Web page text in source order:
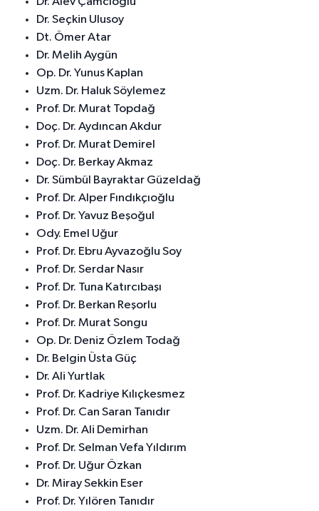
Dr. Seçkin Ulusoy
Dt. Ömer Atar
Dr. Melih Aygün
Op. Dr. Yunus Kaplan
Uzm. Dr. Haluk Söylemez
Prof. Dr. Murat Topdağ
Doç. Dr. Aydıncan Akdur
Prof. Dr. Murat Demirel
Doç. Dr. Berkay Akmaz
Dr. Sümbül Bayraktar Güzeldağ
Prof. Dr. Alper Fındıkçıoğlu
Prof. Dr. Yavuz Beşoğul
Ody. Emel Uğur
Prof. Dr. Ebru Ayvazoğlu Soy
Prof. Dr. Serdar Nasır
Prof. Dr. Tuna Katırcıbaşı
Prof. Dr. Berkan Reşorlu
Prof. Dr. Murat Songu
Op. Dr. Deniz Özlem Todağ
Dr. Belgin Üsta Güç
Dr. Ali Yurtlak
Prof. Dr. Kadriye Kılıçkesmez
Prof. Dr. Can Saran Tanıdır
Uzm. Dr. Ali Demirhan
Prof. Dr. Selman Vefa Yıldırım
Prof. Dr. Uğur Özkan
Dr. Miray Sekkin Eser
Prof. Dr. Yılören Tanıdır